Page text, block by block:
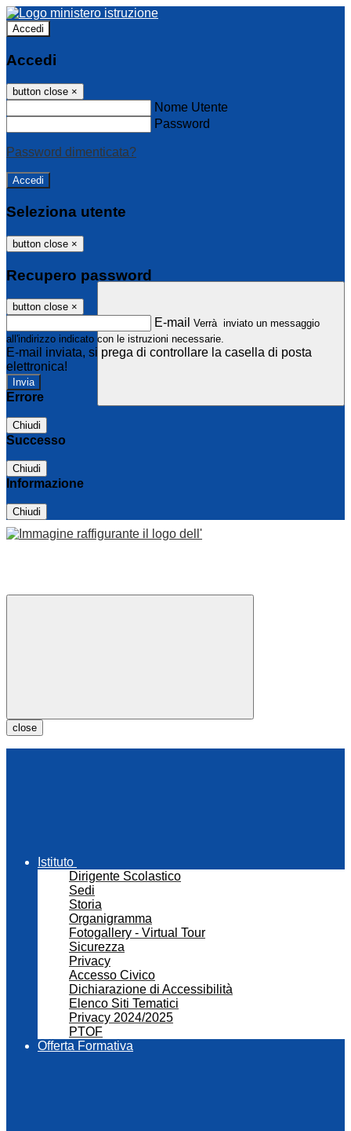
Accedi
Accedi
button close ×
Nome Utente
Password
Password dimenticata?
Seleziona utente
button close ×
Recupero password
button close ×
E-mail Verrà inviato un messaggio
all'indirizzo indicato con le istruzioni necessarie.
E-mail inviata, si prega di controllare la casella di posta
elettronica!
Errore
Chiudi
Successo
Chiudi
Informazione
Chiudi
close
Istituto
Dirigente Scolastico
Sedi
Storia
Organigramma
Fotogallery - Virtual Tour
Sicurezza
Privacy
Accesso Civico
Dichiarazione di Accessibilità
Elenco Siti Tematici
Privacy 2024/2025
PTOF
Offerta Formativa